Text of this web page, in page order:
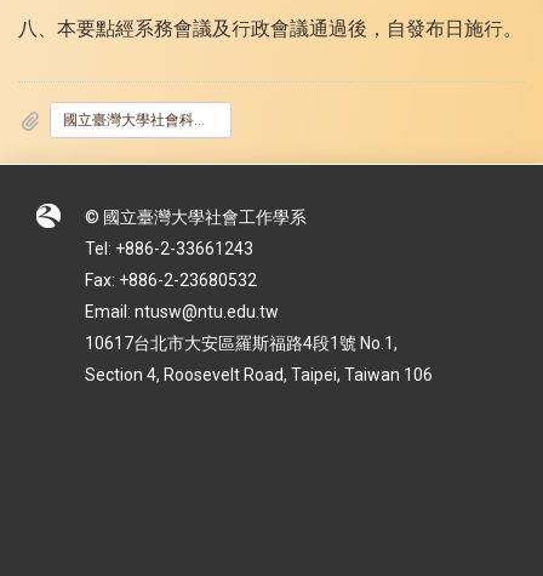
八、本要點經系務會議及行政會議通過後，自發布日施行。
國立臺灣大學社會科學院社會工作學系何聞秀華女士永續獎學金設置要點_111_06_28發布_.pdf
© 國立臺灣大學社會工作學系
Tel: +886-2-33661243
Fax: +886-2-23680532
Email: ntusw@ntu.edu.tw
10617台北市大安區羅斯福路4段1號 No.1,
Section 4, Roosevelt Road, Taipei, Taiwan 106